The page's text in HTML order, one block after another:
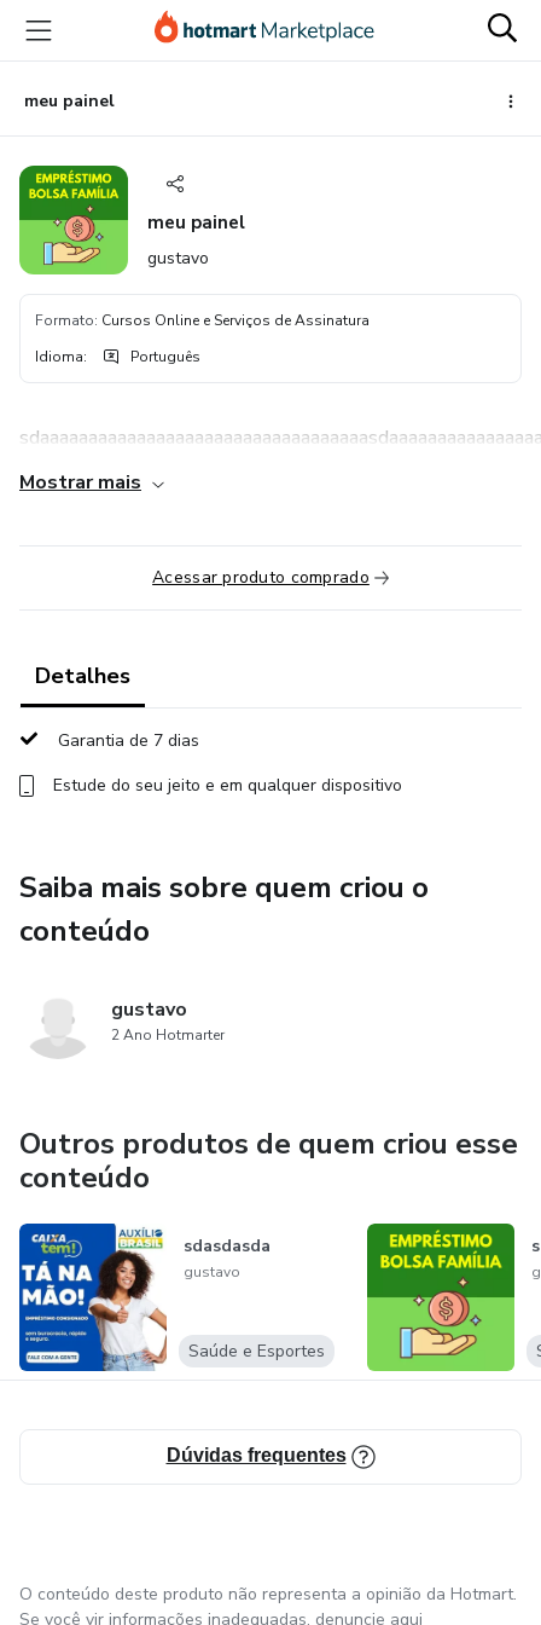
para
conteúdo
principal
para
pagamento
para
rodapémeu painel
meu painel
gustavo
Formato: Cursos Online e Serviços de Assinatura
Idioma: Português
Mostrar mais
Acessar produto comprado
Detalhes
Garantia de 7 dias
Estude do seu jeito e em qualquer dispositivo
Saiba mais sobre quem criou o
conteúdo
gustavo
2 Ano Hotmarter
Outros produtos de quem criou esse
conteúdo
sdasdasda
gustavo
Saúde e Esportes
Dúvidas frequentes
O conteúdo deste produto não representa a opinião da Hotmart.
Se você vir informações inadequadas, denuncie aqui